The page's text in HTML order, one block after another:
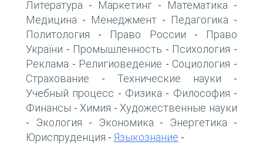
Литература - Маркетинг - Математика -
Медицина - Менеджмент - Педагогика -
Политология - Право России -
Право
України - Промышленность - Психология -
Реклама - Религиоведение - Социология -
Страхование - Технические науки -
Учебный процесс - Физика - Философия -
Финансы - Химия - Художественные науки
- Экология - Экономика - Энергетика -
Юриспруденция - Языкознание -